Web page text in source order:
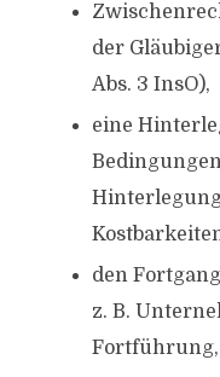
der
Abs. 3 InsO),
eine
den
z. B.
Fortführung,